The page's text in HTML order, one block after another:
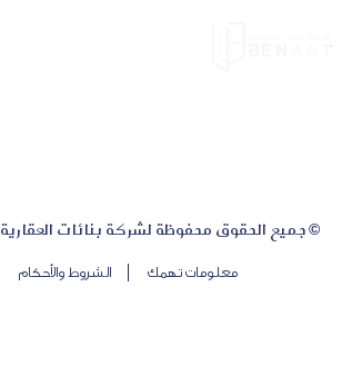
© جميع الحقوق محفوظة لشركة بنائات العقارية 2024
معلومات تهمك الشروط والأحكام